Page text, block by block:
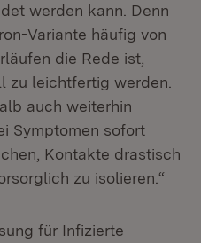
werden kann. Denn
Variante häufig von
die Rede ist,
zu leichtfertig werden.
auch weiterhin
Symptomen sofort
Kontakte drastisch
zu isolieren.“
für Infizierte